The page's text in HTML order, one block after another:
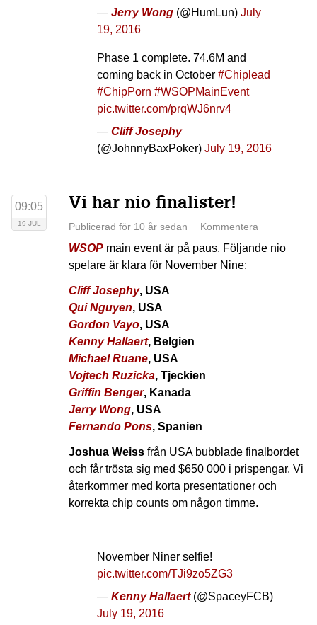
— Jerry Wong(@HumLun) July
19, 2016
Phase 1 complete. 74.6M and
coming back in October #Chiplead
#ChipPorn #WSOPMainEvent
pic.twitter.com/prqWJ6nrv4
— Cliff Josephy
(@JohnnyBaxPoker) July 19, 2016
09:05
19 JUL
Vi har nio finalister!
Publicerad för 10 år sedan Kommentera
WSOPmain event är på paus. Följande nio
spelare är klara för November Nine:
Cliff Josephy, USA
Qui Nguyen, USA
Gordon Vayo, USA
Kenny Hallaert, Belgien
Michael Ruane, USA
Vojtech Ruzicka, Tjeckien
Griffin Benger, Kanada
Jerry Wong, USA
Fernando Pons, Spanien
Joshua Weissfrån USA bubblade finalbordet
och får trösta sig med $650 000 i prispengar. Vi
återkommer med korta presentationer och
korrekta chip counts om någon timme.
November Niner selfie!
pic.twitter.com/TJi9zo5ZG3
— Kenny Hallaert(@SpaceyFCB)
July 19, 2016